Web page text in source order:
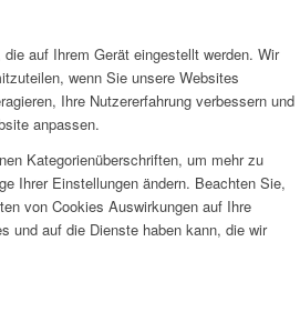
auf Ihrem Gerät eingestellt werden. Wir
wenn Sie unsere Websites
Ihre Nutzererfahrung verbessern und
anpassen.
Kategorienüberschriften, um mehr zu
Ihrer Einstellungen ändern. Beachten Sie,
von Cookies Auswirkungen auf Ihre
und auf die Dienste haben kann, die wir